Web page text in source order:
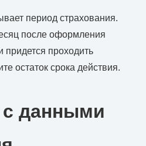
период страхования.
после оформления
проходить
остаток срока действия.
данными